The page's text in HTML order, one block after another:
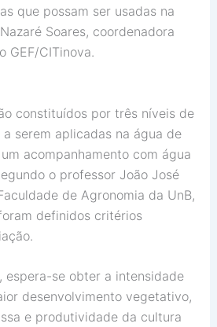
que possam ser usadas na
Soares, coordenadora
GEF/CITinova.
constituídos por três níveis de
serem aplicadas na água de
acompanhamento com água
o professor João José
de Agronomia da UnB,
definidos critérios
espera-se obter a intensidade
desenvolvimento vegetativo,
e produtividade da cultura